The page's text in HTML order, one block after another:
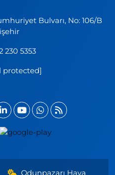
Bulvarı, No: 106/B
230 5353
protected]
Odunpazarı Hava